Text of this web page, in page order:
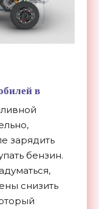
в
зарядить
бензин.
снизить